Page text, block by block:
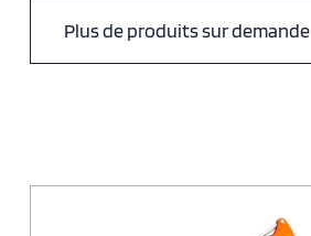
Plus de produits sur demande